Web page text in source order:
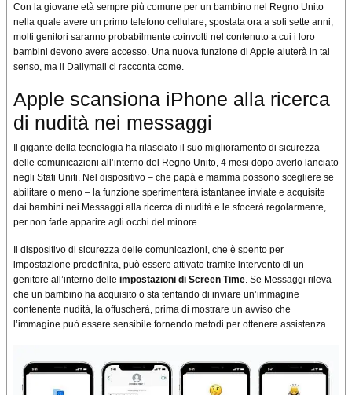
Con la giovane età sempre più comune per un bambino nel Regno Unito
nella quale avere un primo telefono cellulare, spostata ora a soli sette anni,
molti genitori saranno probabilmente coinvolti nel contenuto a cui i loro
bambini devono avere accesso. Una nuova funzione di Apple aiuterà in tal
senso, ma il Dailymail ci racconta come.
Apple scansiona iPhone alla ricerca
di nudità nei messaggi
Il gigante della tecnologia ha rilasciato il suo miglioramento di sicurezza
delle comunicazioni all’interno del Regno Unito, 4 mesi dopo averlo lanciato
negli Stati Uniti. Nel dispositivo – che papà e mamma possono scegliere se
abilitare o meno – la funzione sperimenterà istantanee inviate e acquisite
dai bambini nei Messaggi alla ricerca di nudità e le sfocerà regolarmente,
per non farle apparire agli occhi del minore.
Il dispositivo di sicurezza delle comunicazioni, che è spento per
impostazione predefinita, può essere attivato tramite intervento di un
genitore all’interno delle impostazioni di Screen Time . Se Messaggi rileva
che un bambino ha acquisito o sta tentando di inviare un’immagine
contenente nudità, la offuscherà, prima di mostrare un avviso che
l’immagine può essere sensibile fornendo metodi per ottenere assistenza.